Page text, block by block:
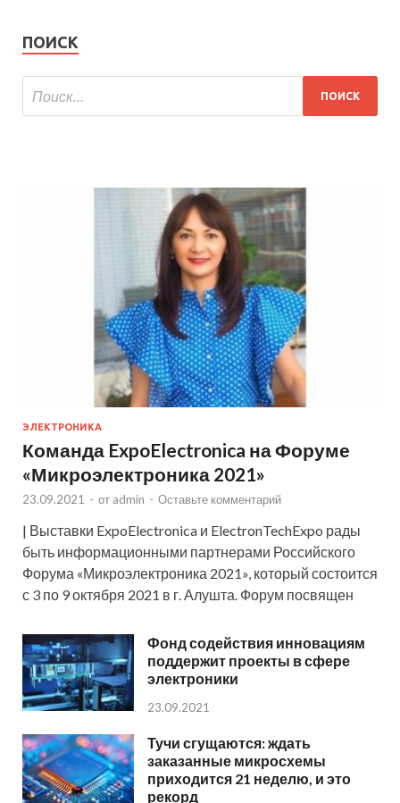
ПОИСК
ЭЛЕКТРОНИКА
Команда ExpoElectronica на Форуме
«Микроэлектроника 2021»
23.09.2021 - от admin - Оставьте комментарий
| Выставки ExpoElectronica и ElectronTechExpo рады
быть информационными партнерами Российского
Форума «Микроэлектроника 2021», который состоится
с 3 по 9 октября 2021 в г. Алушта. Форум посвящен
Фонд содействия инновациям
поддержит проекты в сфере
электроники
23.09.2021
Тучи сгущаются: ждать
заказанные микросхемы
приходится 21 неделю, и это
рекорд